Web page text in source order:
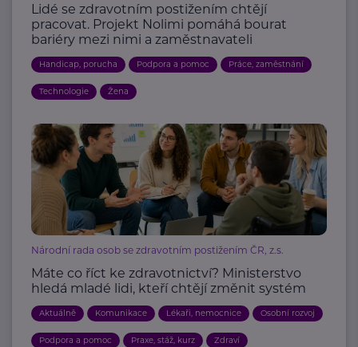
Lidé se zdravotním postižením chtějí
pracovat. Projekt Nolimi pomáhá bourat
bariéry mezi nimi a zaměstnavateli
Handicap, porucha Podpora a pomoc Práce, zaměstnání
Technologie Žena
Národní rada osob se zdravotním postižením ČR, z.s.
Máte co říct ke zdravotnictví? Ministerstvo
hledá mladé lidi, kteří chtějí změnit systém
Aktuálně Komunikace Lékaři, nemocnice Osobní rozvoj
Podpora a pomoc Praxe, stáž, kurz Zdraví